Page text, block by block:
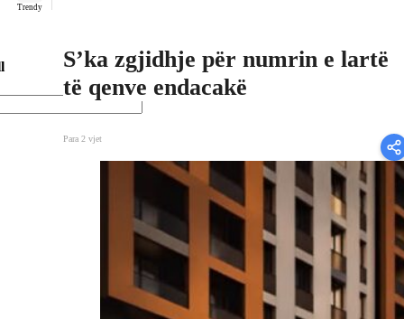
Trendy
S’ka zgjidhje për numrin e lartë
të qenve endacakë
Para 2 vjet